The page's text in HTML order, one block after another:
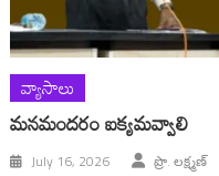
వ్యాసాలు
మనమందరం ఐక్యమవ్వాలి
July 16, 2026 ప్రొ. లక్ష్మణ్